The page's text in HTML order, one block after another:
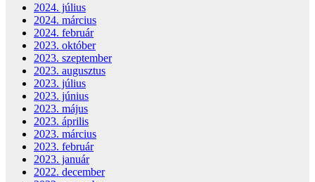
2024. július
2024. március
2024. február
2023. október
2023. szeptember
2023. augusztus
2023. július
2023. június
2023. május
2023. április
2023. március
2023. február
2023. január
2022. december